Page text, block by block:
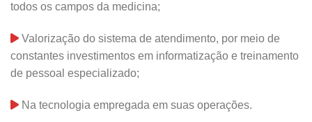
todos os campos da medicina;
Valorização do sistema de atendimento, por meio de
constantes investimentos em informatização e treinamento
de pessoal especializado;
Na tecnologia empregada em suas operações.